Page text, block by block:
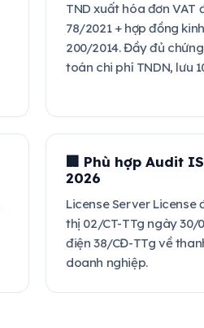
TND xuất hóa đơn VAT
78/2021 + hợp đồng
200/2014. Đầy đủ
toán chi phí TNDN, lưu
🏢 Phù hợp Audit
2026
License Server License
thị 02/CT-TTg ngày 30/
điện 38/CĐ-TTg về
doanh nghiệp.